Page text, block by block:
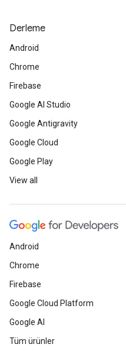
Derleme
Android
Chrome
Firebase
Google AI Studio
Google Antigravity
Google Cloud
Google Play
View all
Android
Chrome
Firebase
Google Cloud Platform
Google AI
Tüm ürünler